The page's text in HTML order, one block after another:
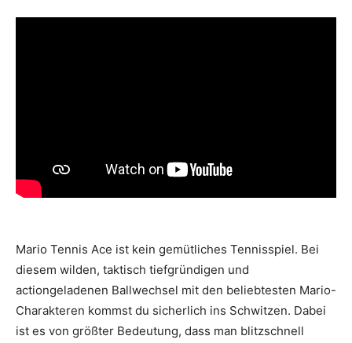
Mario Tennis Ace ist kein gemütliches Tennisspiel. Bei
diesem wilden, taktisch tiefgründigen und
actiongeladenen Ballwechsel mit den beliebtesten Mario-
Charakteren kommst du sicherlich ins Schwitzen. Dabei
ist es von größter Bedeutung, dass man blitzschnell